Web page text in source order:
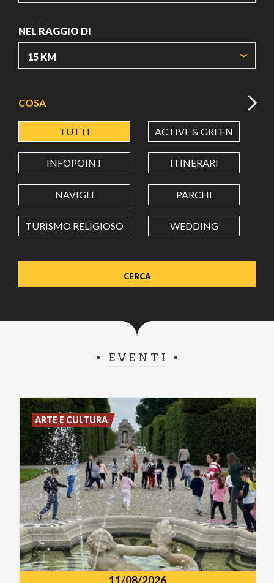
NEL RAGGIO DI
LATITUDINE
LONGITUDINE
Value in decimal degrees. Use dot (.) as decimal separator.
COSA
TUTTI ACTIVE & GREEN
INFOPOINT ITINERARI
NAVIGLI PARCHI
TURISMO RELIGIOSO WEDDING
EVENTI
11/08/2026
ARTE E CULTURA